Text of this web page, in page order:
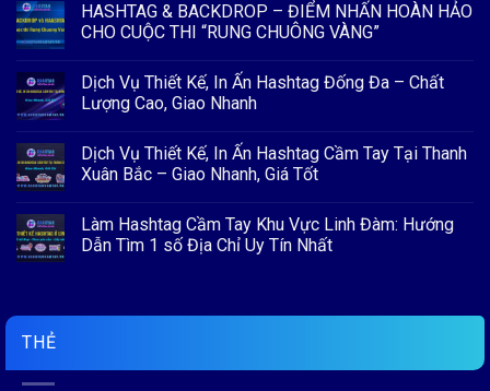
HASHTAG & BACKDROP – ĐIỂM NHẤN HOÀN HẢO
CHO CUỘC THI “RUNG CHUÔNG VÀNG”
bình
luận
ở
BACKDROP
–
ĐIỂM
HẢO
CHO
CUỘC
Dịch Vụ Thiết Kế, In Ấn Hashtag Đống Đa – Chất
Lượng Cao, Giao Nhanh
bình
luận
ở
Thiết
Kế,
In
Dịch Vụ Thiết Kế, In Ấn Hashtag Cầm Tay Tại Thanh
Xuân Bắc – Giao Nhanh, Giá Tốt
bình
luận
ở
Làm Hashtag Cầm Tay Khu Vực Linh Đàm: Hướng
Dẫn Tìm 1 số Địa Chỉ Uy Tín Nhất
THẺ